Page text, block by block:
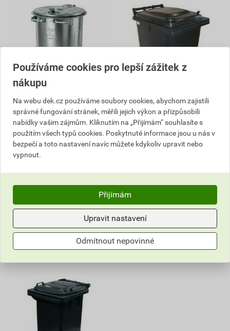
Popelnice pozinkovaná
2 837,23 Kč
2 723,75Kč
cena za ks s DPH
V centrálním skladu
ks
Do košíku
2 723,75
Popelnice plastová
2 400,80 Kč
2 304,76 Kč
Vyberte si prodejnu
ks
Do košíku
2 304,76
Používáme cookies pro lepší zážitek z
nákupu
Na webu dek.cz používáme soubory cookies, abychom zajistili
správné fungování stránek, měřili jejich výkon a přizpůsobili
nabídky vašim zájmům. Kliknutím na „Přijímám“ souhlasíte s
použitím všech typů cookies. Poskytnuté informace jsou u nás v
bezpečí a toto nastavení navíc můžete kdykoliv upravit nebo
vypnout.
Přijímám
Upravit nastavení
Odmítnout nepovinné